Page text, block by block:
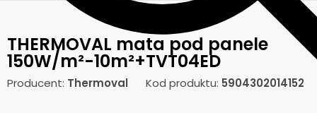
THERMOVAL mata pod panele
150W/m²-10m²+TVT04ED
Producent: Thermoval Kod produktu: 5904302014152